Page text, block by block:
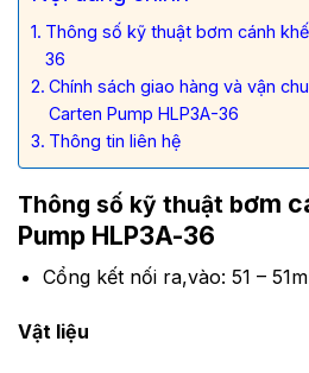
Thông số kỹ thuật bơm cánh
36
Chính sách giao hàng và vận
Carten Pump HLP3A-36
Thông tin liên hệ
Thông số kỹ thuật bơm
Pump HLP3A-36
Cổng kết nối ra,vào: 51 –
Vật liệu